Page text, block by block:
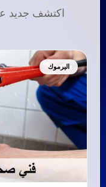
اكتشف جديد
اليرموك